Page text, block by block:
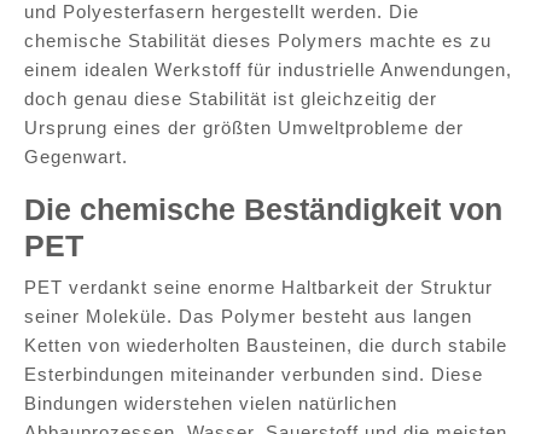
und Polyesterfasern hergestellt werden. Die
chemische Stabilität dieses Polymers machte es zu
einem idealen Werkstoff für industrielle Anwendungen,
doch genau diese Stabilität ist gleichzeitig der
Ursprung eines der größten Umweltprobleme der
Gegenwart.
Die chemische Beständigkeit von
PET
PET verdankt seine enorme Haltbarkeit der Struktur
seiner Moleküle. Das Polymer besteht aus langen
Ketten von wiederholten Bausteinen, die durch stabile
Esterbindungen miteinander verbunden sind. Diese
Bindungen widerstehen vielen natürlichen